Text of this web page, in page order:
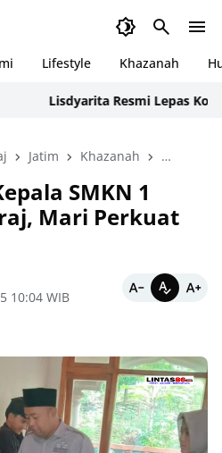
Lifestyle Khazanah
Lisdyarita Resmi Lepas
Jatim Khazanah Lifestyle
SMKN 1
Mari Perkuat
10:04 WIB